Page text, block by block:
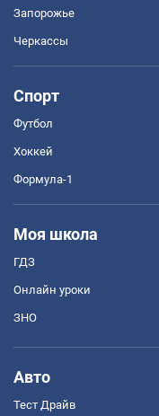
Запорожье
Черкассы
Спорт
Футбол
Хоккей
Формула-1
Моя школа
ГДЗ
Онлайн уроки
ЗНО
Авто
Тест Драйв